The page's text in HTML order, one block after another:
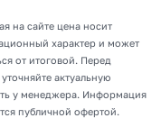
на сайте цена носит
характер и может
от итоговой. Перед
актуальную
у менеджера. Информация
публичной офертой.